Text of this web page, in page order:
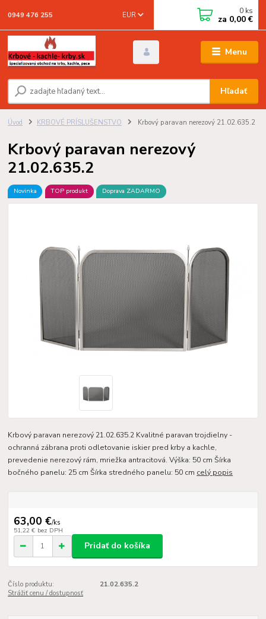
Menu
EUR
Hľadať
0949 476 255 0 ks
za 0,00 €
Úvod KRBOVÉ PRÍSLUŠENSTVO Krbový paravan nerezový 21.02.635.2
Krbový paravan nerezový
21.02.635.2
Novinka TOP produkt Doprava ZADARMO
Krbový paravan nerezový 21.02.635.2 Kvalitné paravan trojdielny -
ochranná zábrana proti odletovanie iskier pred krby a kachle,
prevedenie nerezový rám, mriežka antracitová. Výška: 50 cm Šírka
bočného panelu: 25 cm Šírka stredného panelu: 50 cm celý popis
63,00 €/ks
51,22 € bez DPH
Pridať do košíka
Číslo produktu:
21.02.635.2
Strážiť cenu / dostupnosť